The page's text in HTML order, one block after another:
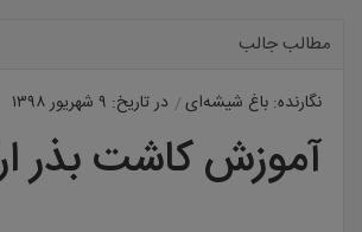
مطالب جالب
نگارنده: باغ شیشه‌ای در تاریخ: ۹ شهریور ۱۳۹۸
آموزش کاشت بذر